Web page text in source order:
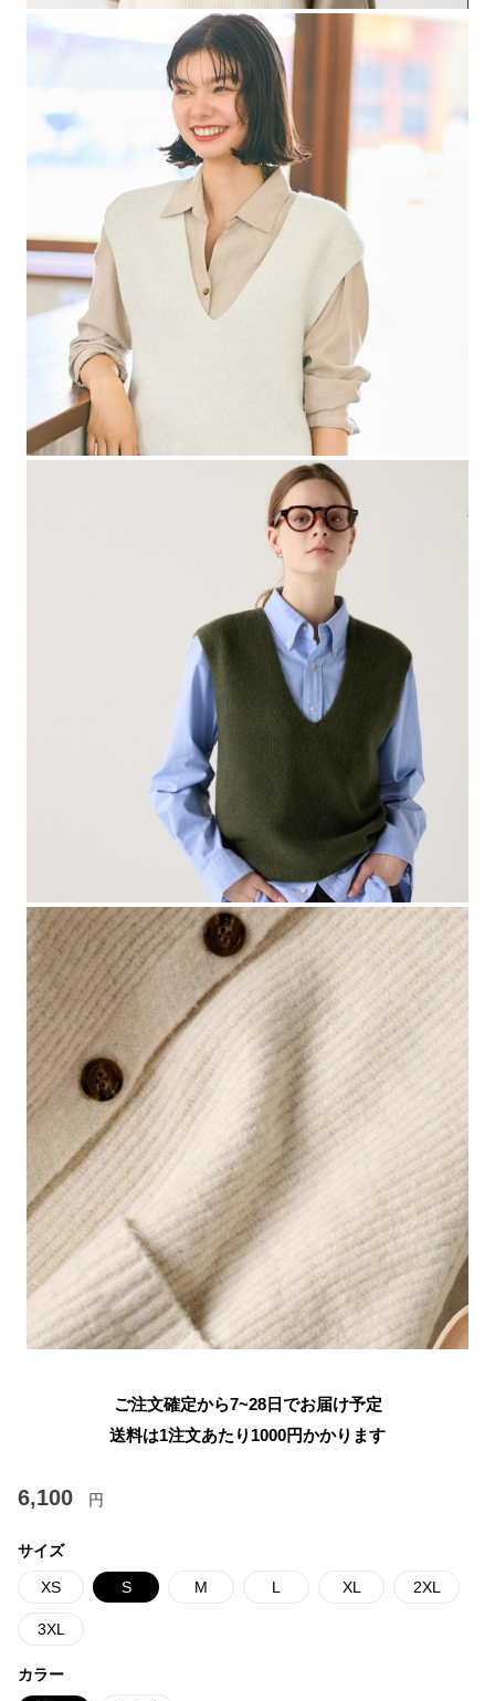
ご注文確定から7~28日でお届け予定
送料は1注文あたり 1000円かかります
6,100 円
サイズ
XS S M L XL 2XL
3XL
カラー